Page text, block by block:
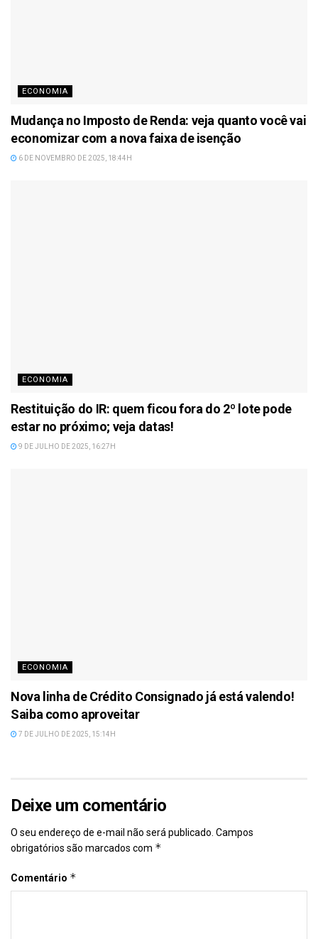
ECONOMIA
Mudança no Imposto de Renda: veja quanto você vai
economizar com a nova faixa de isenção
6 DE NOVEMBRO DE 2025, 18:44H
ECONOMIA
Restituição do IR: quem ficou fora do 2º lote pode
estar no próximo; veja datas!
9 DE JULHO DE 2025, 16:27H
ECONOMIA
Nova linha de Crédito Consignado já está valendo!
Saiba como aproveitar
7 DE JULHO DE 2025, 15:14H
Deixe um comentário
O seu endereço de e-mail não será publicado. Campos
obrigatórios são marcados com *
Comentário *